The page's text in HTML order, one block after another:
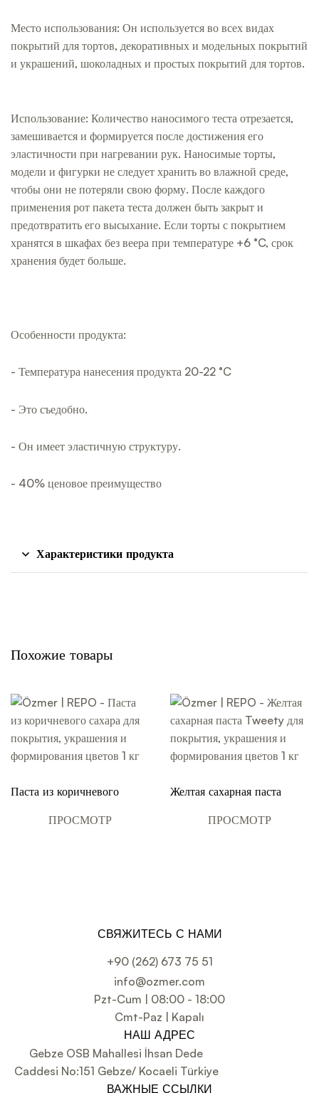
Место использования: Он используется во всех видах
покрытий для тортов, декоративных и модельных покрытий
и украшений, шоколадных и простых покрытий для тортов.
Использование: Количество наносимого теста отрезается,
замешивается и формируется после достижения его
эластичности при нагревании рук. Наносимые торты,
модели и фигурки не следует хранить во влажной среде,
чтобы они не потеряли свою форму. После каждого
применения рот пакета теста должен быть закрыт и
предотвратить его высыхание. Если торты с покрытием
хранятся в шкафах без веера при температуре +6 °C, срок
хранения будет больше.
Особенности продукта:
- Температура нанесения продукта 20-22 °C
- Это съедобно.
- Он имеет эластичную структуру.
- 40% ценовое преимущество
Характеристики продукта
Похожие товары
Паста из коричневого
украшения иПРОСМОТР
Желтая сахарная паста
украшения иПРОСМОТР
СВЯЖИТЕСЬ С НАМИ
+90 (262) 673 75 51
info@ozmer.com
Pzt-Cum | 08:00 - 18:00
Cmt-Paz | Kapalı
НАШ АДРЕС
Gebze OSB Mahallesi İhsan Dede
Caddesi No:151 Gebze/ Kocaeli Türkiye
ВАЖНЫЕ ССЫЛКИ